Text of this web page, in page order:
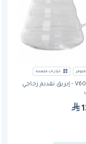
خيارات متعددة
هاريو V60 - إبريق تقديم زجاجي